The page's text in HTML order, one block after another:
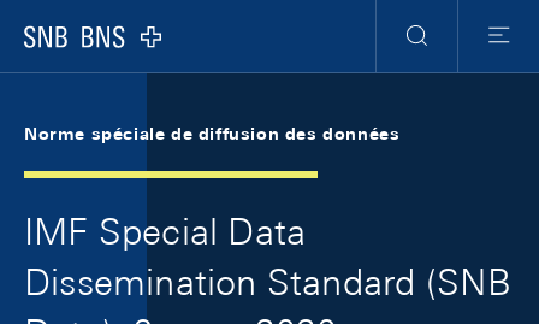
Logo
RechercheMenu
Norme spéciale de diffusion des données
IMF Special Data
Dissemination Standard (SNB